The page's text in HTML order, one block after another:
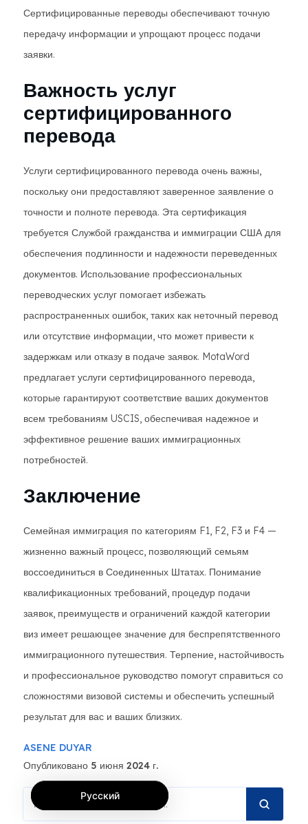
Сертифицированные переводы обеспечивают точную
передачу информации и упрощают процесс подачи
заявки.
Важность услуг
сертифицированного
перевода
Услуги сертифицированного перевода очень важны,
поскольку они предоставляют заверенное заявление о
точности и полноте перевода. Эта сертификация
требуется Службой гражданства и иммиграции США для
обеспечения подлинности и надежности переведенных
документов. Использование профессиональных
переводческих услуг помогает избежать
распространенных ошибок, таких как неточный перевод
или отсутствие информации, что может привести к
задержкам или отказу в подаче заявок. MotaWord
предлагает услуги сертифицированного перевода,
которые гарантируют соответствие ваших документов
всем требованиям USCIS, обеспечивая надежное и
эффективное решение ваших иммиграционных
потребностей.
Заключение
Семейная иммиграция по категориям F1, F2, F3 и F4 —
жизненно важный процесс, позволяющий семьям
воссоединиться в Соединенных Штатах. Понимание
квалификационных требований, процедур подачи
заявок, преимуществ и ограничений каждой категории
виз имеет решающее значение для беспрепятственного
иммиграционного путешествия. Терпение, настойчивость
и профессиональное руководство помогут справиться со
сложностями визовой системы и обеспечить успешный
результат для вас и ваших близких.
ASENE DUYAR
Опубликовано 5 июня 2024 г.
Русский